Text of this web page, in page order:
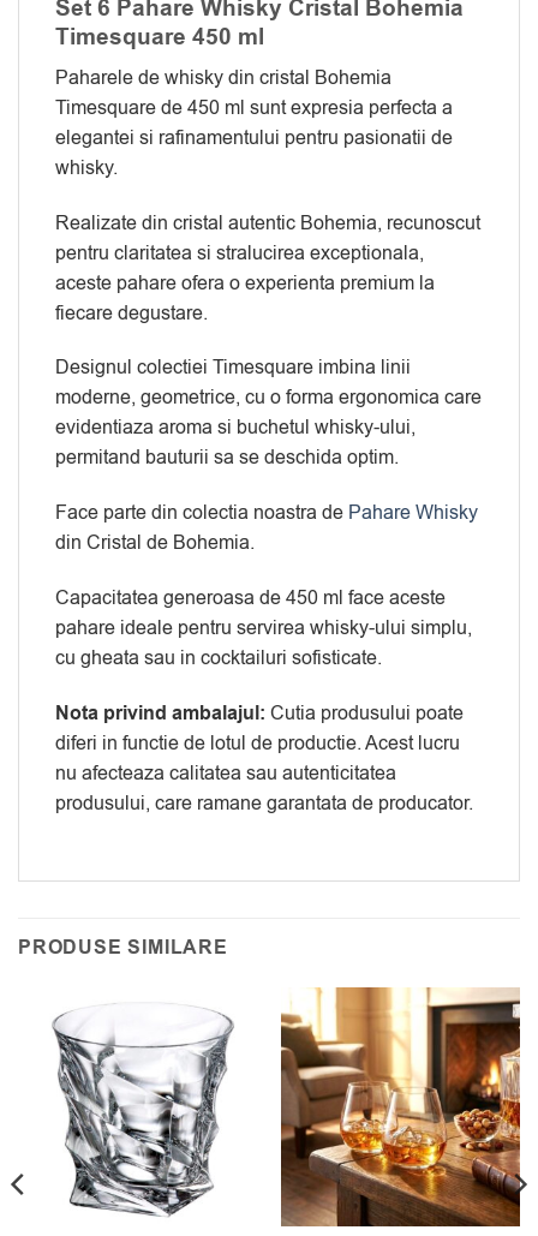
Set 6 Pahare Whisky Cristal Bohemia
Timesquare 450 ml
Paharele de whisky din cristal Bohemia
Timesquare de 450 ml sunt expresia perfecta a
elegantei si rafinamentului pentru pasionatii de
whisky.
Realizate din cristal autentic Bohemia, recunoscut
pentru claritatea si stralucirea exceptionala,
aceste pahare ofera o experienta premium la
fiecare degustare.
Designul colectiei Timesquare imbina linii
moderne, geometrice, cu o forma ergonomica care
evidentiaza aroma si buchetul whisky-ului,
permitand bauturii sa se deschida optim.
Face parte din colectia noastra de Pahare Whisky
din Cristal de Bohemia.
Capacitatea generoasa de 450 ml face aceste
pahare ideale pentru servirea whisky-ului simplu,
cu gheata sau in cocktailuri sofisticate.
Nota privind ambalajul: Cutia produsului poate
diferi in functie de lotul de productie. Acest lucru
nu afecteaza calitatea sau autenticitatea
produsului, care ramane garantata de producator.
PRODUSE SIMILARE